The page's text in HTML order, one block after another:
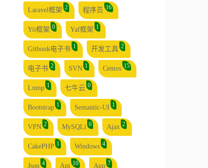
Laravel框架 2 程序员 16
Yii框架 0 Yaf框架 1
Gitbook电子书 1 开发工具 2
电子书 2 SVN 1 Centos 15
Lnmp 1 七牛云 0
Bootstrap 1 Semantic-UI 1
VPN 2 MySQLi 0 Ajax 2
CakePHP 1 Windows 4
Json 4 Api 10 App 7